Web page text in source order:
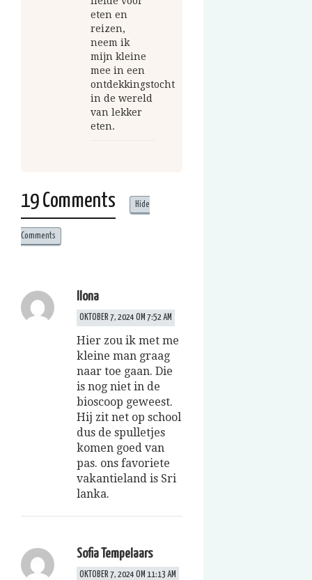
eten en
reizen,
neem ik
mijn kleine
mee in een
ontdekkingstocht
in de wereld
van lekker
eten.
19 Comments Hide
Comments
Ilona
OKTOBER 7, 2024 OM 7:52 AM
Hier zou ik met me
kleine man graag
naar toe gaan. Die
is nog niet in de
bioscoop geweest.
Hij zit net op school
dus de spulletjes
komen goed van
pas. ons favoriete
vakantieland is Sri
lanka.
Sofia Tempelaars
OKTOBER 7, 2024 OM 11:13 AM